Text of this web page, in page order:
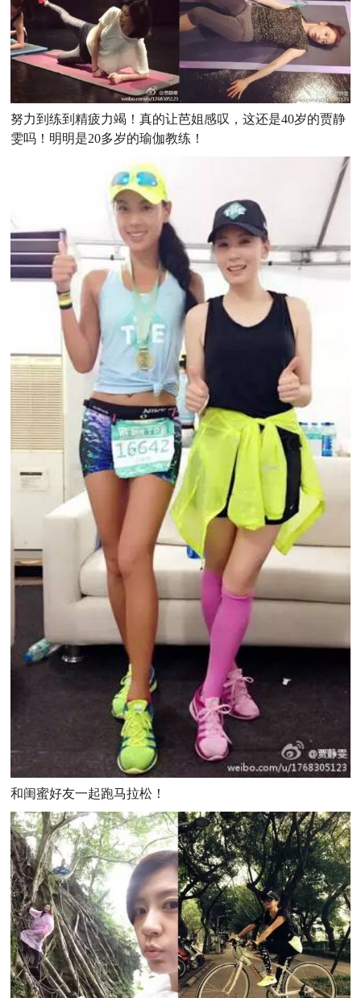
努力到练到精疲力竭！真的让芭姐感叹，这还是40岁的贾静
雯吗！明明是20多岁的瑜伽教练！
和闺蜜好友一起跑马拉松！